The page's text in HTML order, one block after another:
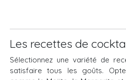
Les recettes de
Sélectionnez une variété de
satisfaire tous les goûts.